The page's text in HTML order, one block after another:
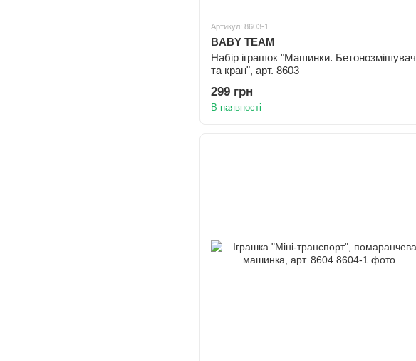
Артикул: 8603-1
BABY TEAM
Набір іграшок "Машинки. Бетонозмішувач
та кран", арт. 8603
299 грн
В наявності